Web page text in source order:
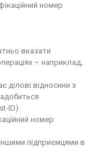
номер
вказати
– наприклад,
ділові відносини з
ID)
номер
підприємцями в